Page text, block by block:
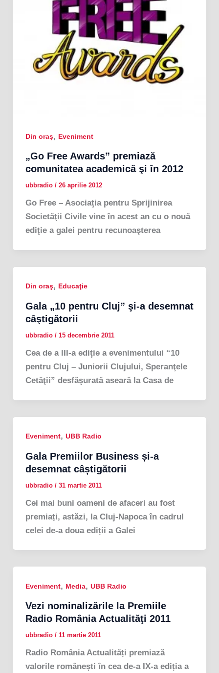
Din oraş, Eveniment
„Go Free Awards” premiază
comunitatea academică şi în 2012
ubbradio / 26 aprilie 2012
Go Free – Asociaţia pentru Sprijinirea
Societăţii Civile vine în acest an cu o nouă
ediţie a galei pentru recunoaşterea
Din oraş, Educaţie
Gala „10 pentru Cluj” şi-a desemnat
câştigătorii
ubbradio / 15 decembrie 2011
Cea de a III-a ediţie a evenimentului “10
pentru Cluj – Juniorii Clujului, Speranţele
Cetăţii” desfăşurată aseară la Casa de
Eveniment, UBB Radio
Gala Premiilor Business și-a
desemnat câștigătorii
ubbradio / 31 martie 2011
Cei mai buni oameni de afaceri au fost
premiați, astăzi, la Cluj-Napoca în cadrul
celei de-a doua ediții a Galei
Eveniment, Media, UBB Radio
Vezi nominalizările la Premiile
Radio România Actualităţi 2011
ubbradio / 11 martie 2011
Radio România Actualități premiază
valorile românești în cea de-a IX-a ediția a